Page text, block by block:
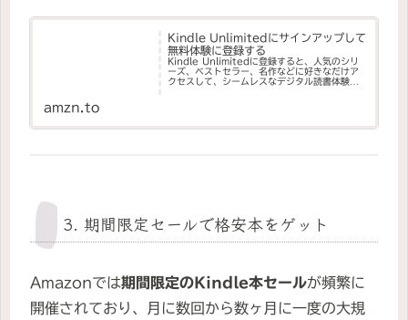
Kindle Unlimitedにサインアップして
無料体験に登録する
Kindle Unlimitedに登録すると、人気のシリ
ーズ、ベストセラー、名作などに好きなだけア
クセスして、シームレスなデジタル読書体験を
amzn.to
3. 期間限定セールで格安本をゲット
Amazonでは期間限定のKindle本セールが頻繁に
開催されており、月に数回から数ヶ月に一度の大規